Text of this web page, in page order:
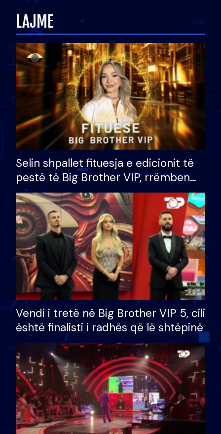
LAJME
Selin shpallet fituesja e edicionit të
pestë të Big Brother VIP, rrëmben
çmimin e madh prej 100 mijë eurosh
Vendi i tretë në Big Brother VIP 5, cili
është finalisti i radhës që lë shtëpinë